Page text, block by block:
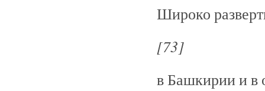
Широко
[73]
в Башкирии и в